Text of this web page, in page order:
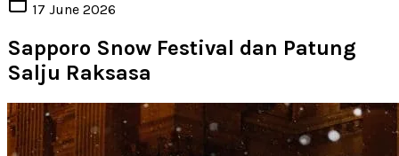
17 June 2026
Sapporo Snow Festival dan Patung
Salju Raksasa